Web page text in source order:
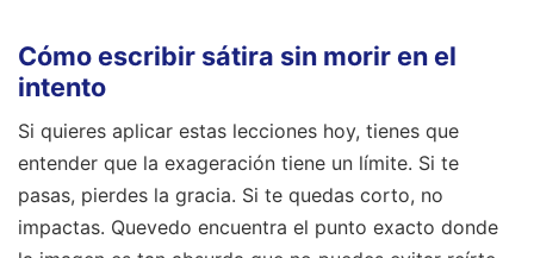
Cómo escribir sátira sin morir en el
intento
Si quieres aplicar estas lecciones hoy, tienes que
entender que la exageración tiene un límite. Si te
pasas, pierdes la gracia. Si te quedas corto, no
impactas. Quevedo encuentra el punto exacto donde